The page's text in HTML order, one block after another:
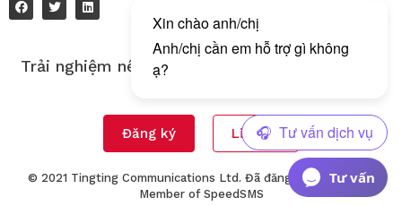
Trải nghiệm nền tảng gửi tin nhắn đa kênh của
Đăng ký Liên hệ
© 2021 Tingting Communications Ltd. Đã đăng ký Bản quyền.
Member of SpeedSMS
Tư vấn